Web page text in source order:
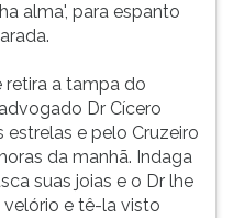
alma', para espanto
retira a tampa do
Dr Cícero
estrelas e pelo Cruzeiro
da manhã. Indaga
suas joias e o Dr lhe
velório e tê-la visto